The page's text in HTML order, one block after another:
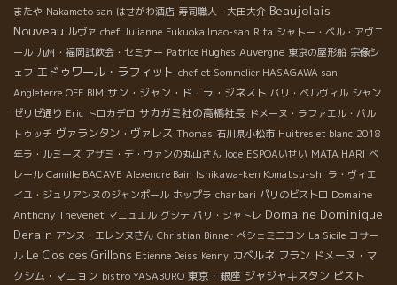
またや Nakamoto san はせがわ酒店 寿司職人・大田大介 Beaujolais
Nouveau ルヴァ chef Julianne Fukuoka Imao-san Rita シャトー・ベル・アヴニ
ール 九州・福岡試飲会・セミナー Patrice Hughes Auvergne 東京の屋形船 宗像シ
ェフ エドゥワール・ラフィット chef et Sommelier HASAGAWA san
Angleterre OFF BIM サン・ジャン・ド・ラ・ジネスト パリ・ベルヴィル シャン
ゼリゼ通り Eric トロカデロ サカガミ社の高橋社長 ドメーヌ・ラファエル・バル
トゥッチ ヴァランタン・ヴァレス Thomas 石川県小松市 Huitres et blanc 2018
年ラ・ルミーズ アザミ・デ・ヴァンの丸山さん Iode ESPOAいせい MATA HARI ベ
レール Camille BACAVE Alexendre Bain Ishikawa-ken Komatsu-shi ラ・ヴィエ
イユ・ジュリアンヌのジャンポール ホップラ charibari パリのビストロ Domaine
Anthony Thevenet マニュエル グシテ パリ・シャトレ Domaine Dominique
Derain アンヌ・エレンヌさん Christian Binner ペシェミニヨン La Sicile コサー
ル Le Clos des Grillons Etienne Deiss Kenny カベルネ フラン ドメーヌ・マ
クシム・マニョン bistro YASABURO 東京・銀座 ジャジャキスタン ビスト